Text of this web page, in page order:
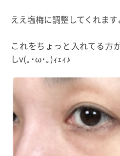
ええ塩梅に調整してくれま
これをちょっと入れてる方
しv(｡･ω･｡)ｨｪｨ♪